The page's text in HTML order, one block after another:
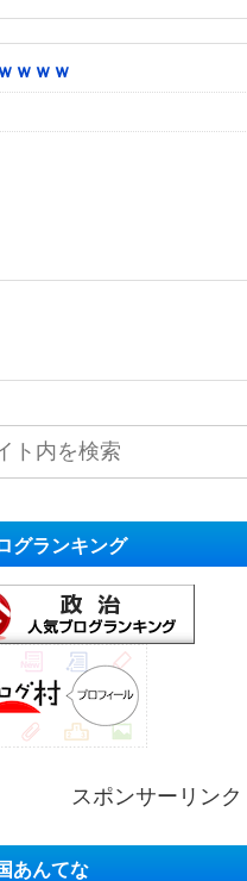
ｗｗｗ
グランキング
スポンサーリンク
あんてな